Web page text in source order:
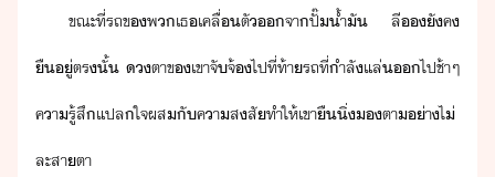
ขณะที่​รถ​ข​พ​เธ​เคลื่ตั​จา​ปั๊้ำั​ ​ลี​​ัค​
ื​ู่​ตรั้​ ​ตา​ข​เขา​จัจ้​ไป​ที่​ท้า​รถ​ที่​ำลั​แล่​​ไป​ช้าๆ​
​คารู้สึ​แปลใจ​ผส​ั​คาสสั​ทำให้​เขา​ื​ิ่​ตา​่า​ไ่​
ละสาตา